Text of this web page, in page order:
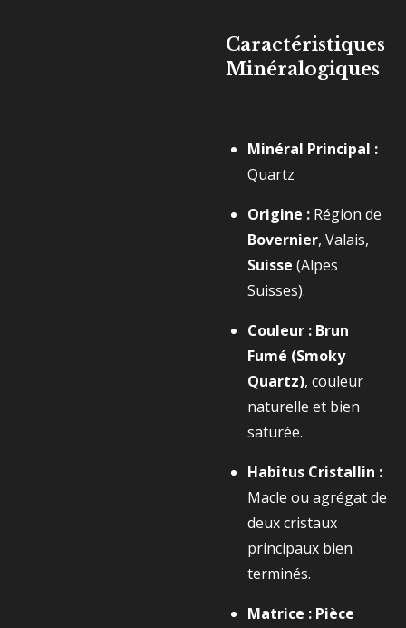
Caractéristiques
Minéralogiques
Minéral Principal :
Quartz
Origine : Région de
Bovernier, Valais,
Suisse (Alpes
Suisses).
Couleur : Brun
Fumé (Smoky
Quartz), couleur
naturelle et bien
saturée.
Habitus Cristallin :
Macle ou agrégat de
deux cristaux
principaux bien
terminés.
Matrice : Pièce